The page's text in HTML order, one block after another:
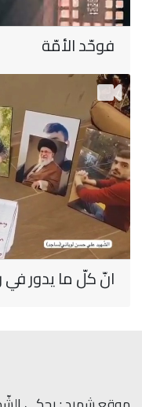
فوحّد الأمّة
انّ كلّ ما يدور